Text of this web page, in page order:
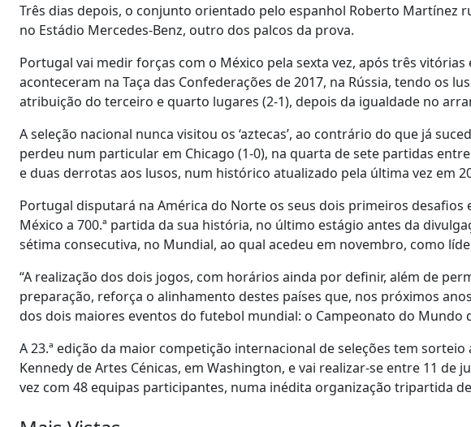
Três dias depois, o conjunto orientado pelo espanhol Roberto Martínez
no Estádio Mercedes-Benz, outro dos palcos da prova.
Portugal vai medir forças com o México pela sexta vez, após três
aconteceram na Taça das Confederações de 2017, na Rússia, tendo os
atribuição do terceiro e quarto lugares (2-1), depois da igualdade no
A seleção nacional nunca visitou os ‘aztecas’, ao contrário do que já
perdeu num particular em Chicago (1-0), na quarta de sete partidas
e duas derrotas aos lusos, num histórico atualizado pela última vez em
Portugal disputará na América do Norte os seus dois primeiros
México a 700.ª partida da sua história, no último estágio antes da
sétima consecutiva, no Mundial, ao qual acedeu em novembro, como
“A realização dos dois jogos, com horários ainda por definir, além de
preparação, reforça o alinhamento destes países que, nos próximos
dos dois maiores eventos do futebol mundial: o Campeonato do Mundo
A 23.ª edição da maior competição internacional de seleções tem
Kennedy de Artes Cénicas, em Washington, e vai realizar-se entre 11 de
vez com 48 equipas participantes, numa inédita organização tripartida